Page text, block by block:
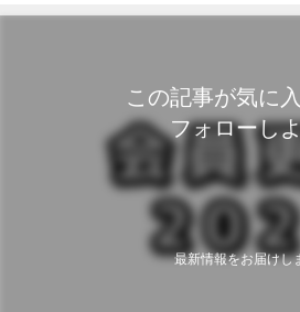
この記事が気に
フォローし
最新情報をお届けし